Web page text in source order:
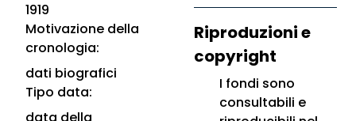
1919
Motivazione della
cronologia:
dati biografici
Tipo data:
Riproduzioni e
copyright
I fondi sono
consultabili e